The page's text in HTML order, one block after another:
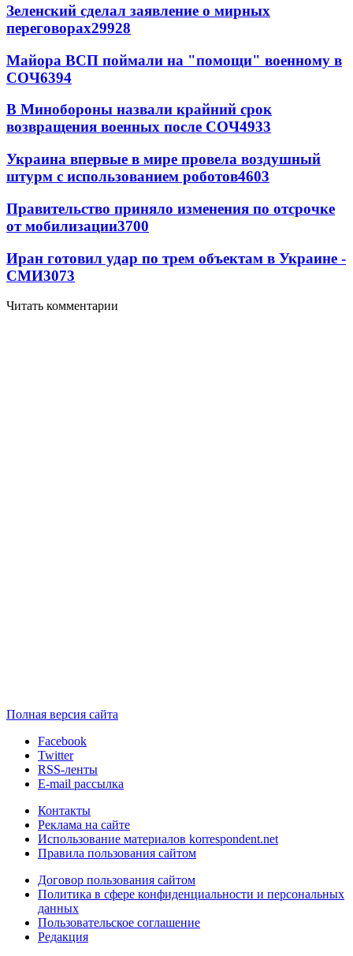
Зеленский сделал заявление о мирных
переговорах29928
Майора ВСП поймали на "помощи" военному в
СОЧ6394
В Минобороны назвали крайний срок
возвращения военных после СОЧ4933
Украина впервые в мире провела воздушный
штурм с использованием роботов4603
Правительство приняло изменения по отсрочке
от мобилизации3700
Иран готовил удар по трем объектам в Украине -
СМИ3073
Читать комментарии
Полная версия сайта
Facebook
Twitter
RSS-ленты
E-mail рассылка
Контакты
Реклама на сайте
Использование материалов korrespondent.net
Правила пользования сайтом
Договор пользования сайтом
Политика в сфере конфиденциальности и персональных
данных
Пользовательское соглашение
Редакция